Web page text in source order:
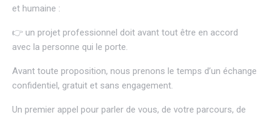
et humaine :
👉 un projet professionnel doit avant tout être en accord
avec la personne qui le porte.
Avant toute proposition, nous prenons le temps d’un échange
confidentiel, gratuit et sans engagement.
Un premier appel pour parler de vous, de votre parcours, de